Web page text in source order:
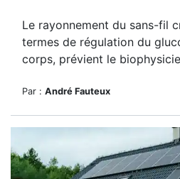
Le rayonnement du sans-fil
termes de régulation du
corps, prévient le
Par : André Fauteux